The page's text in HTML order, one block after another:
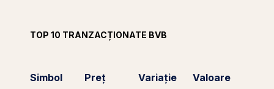
TOP 10 TRANZACȚIONATE BVB
Simbol Preț Variație
Valoare